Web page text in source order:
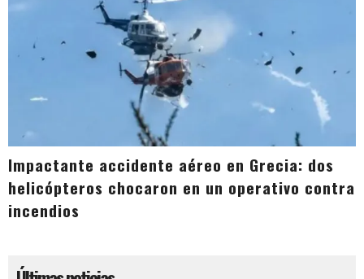
Impactante accidente aéreo en Grecia: dos
helicópteros chocaron en un operativo contra
incendios